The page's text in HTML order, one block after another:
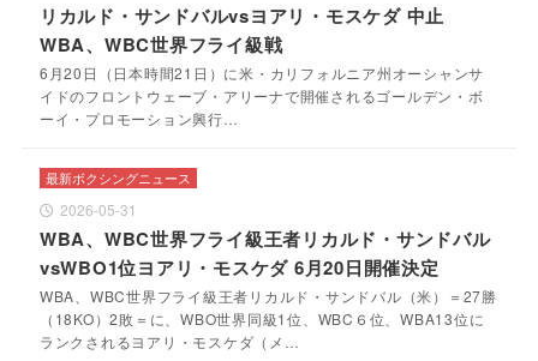
リカルド・サンドバルvsヨアリ・モスケダ 中止
WBA、WBC世界フライ級戦
6月20日（日本時間21日）に米・カリフォルニア州オーシャンサ
イドのフロントウェーブ・アリーナで開催されるゴールデン・ボ
ーイ・プロモーション興行…
最新ボクシングニュース
2026-05-31
WBA、WBC世界フライ級王者リカルド・サンドバル
vsWBO1位ヨアリ・モスケダ 6月20日開催決定
WBA、WBC世界フライ級王者リカルド・サンドバル（米）＝27勝
（18KO）2敗＝に、WBO世界同級1位、WBC６位、WBA13位に
ランクされるヨアリ・モスケダ（メ…